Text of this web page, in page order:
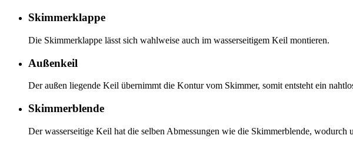
Skimmerklappe
Die Skimmerklappe lässt sich wahlweise auch im wasserseitigem Keil montieren.
Außenkeil
Der außen liegende Keil übernimmt die Kontur vom Skimmer, somit entsteht ein
Skimmerblende
Der wasserseitige Keil hat die selben Abmessungen wie die Skimmerblende, wodurch